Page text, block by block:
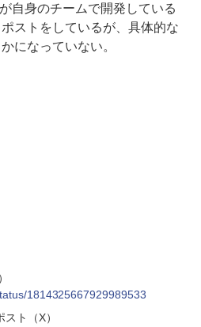
自身のチームで開発している
ストをしているが、具体的な
になっていない。
1814325667929989533
ト（X）